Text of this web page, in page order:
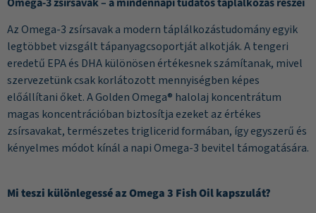
Az Omega-3 zsírsavak a modern táplálkozástudomány egyik
legtöbbet vizsgált tápanyagcsoportját alkotják. A tengeri
eredetű EPA és DHA különösen értékesnek számítanak, mivel
szervezetünk csak korlátozott mennyiségben képes
előállítani őket. A Golden Omega® halolaj koncentrátum
magas koncentrációban biztosítja ezeket az értékes
zsírsavakat, természetes triglicerid formában, így egyszerű és
kényelmes módot kínál a napi Omega-3 bevitel támogatására.
Mi teszi különlegessé az Omega 3 Fish Oil kapszulát?